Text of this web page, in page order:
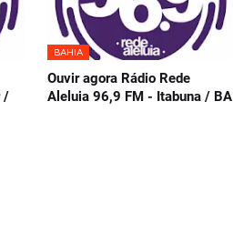
/
BAHIA
Ouvir agora Rádio Rede
Aleluia 96,9 FM - Itabuna / BA